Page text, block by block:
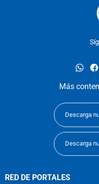
Más
Descarga
Descarga
RED DE PORTALES